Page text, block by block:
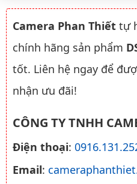
Camera Phan Thiết tự
chính hãng sản phẩm
tốt. Liên hệ ngay để
nhận ưu đãi!
CÔNG TY TNHH
Điện thoại:
Email: